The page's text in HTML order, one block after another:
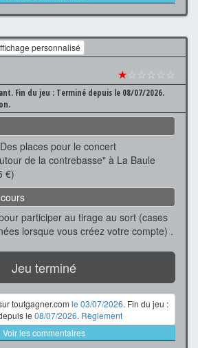
personnalisé
★☆☆☆☆☆
Fin du jeu : Terminé depuis le 08/07/2026.
Des places pour le concert
de la contrebasse" à La Baule
€)
participer au tirage au sort (cases
lorsque vous créez votre compte) .
Jeu terminé
toutgagner.com le 03/07/2026. Fin du jeu :
le 08/07/2026. Règlement
Voir les commentaires